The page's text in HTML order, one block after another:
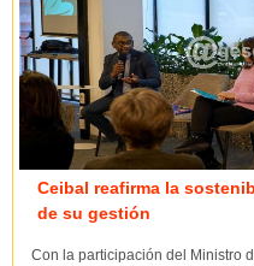
Ceibal reafirma la
de su gestión
Con la participación del Ministro